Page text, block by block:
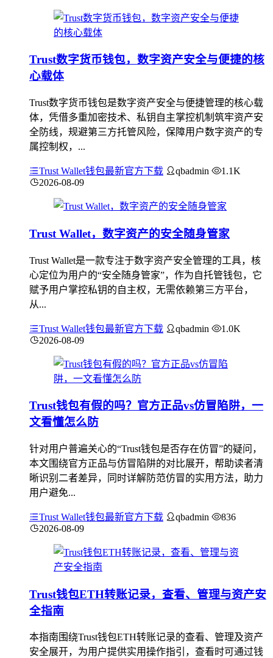
Trust数字货币钱包，数字资产安全与便捷的核
心载体
Trust数字货币钱包是数字资产安全与便捷管理的核心载
体，凭借多重加密技术、私钥自主掌控机制筑牢资产安
全防线，规避第三方托管风险，保障用户数字资产的专
属控制权，...
Trust Wallet钱包最新官方下载 qbadmin
1.1K
2026-08-09
Trust Wallet，数字资产的安全随身管家
Trust Wallet是一款专注于数字资产安全管理的工具，核
心定位为用户的“安全随身管家”，作为自托管钱包，它
赋予用户掌控私钥的自主权，无需依赖第三方平台，
从...
Trust Wallet钱包最新官方下载 qbadmin
1.0K
2026-08-09
Trust钱包有假的吗？官方正品vs仿冒陷阱，一
文看懂怎么防
针对用户普遍关心的“Trust钱包是否存在仿冒”的疑问，
本文围绕官方正品与仿冒陷阱的对比展开，帮助读者清
晰识别二者差异，同时详解防范仿冒的实用方法，助力
用户避免...
Trust Wallet钱包最新官方下载 qbadmin
836
2026-08-09
Trust钱包ETH转账记录，查看、管理与资产安
全指南
本指南围绕Trust钱包ETH转账记录的查看、管理及资产
安全展开，为用户提供实用操作指引，查看时可通过钱